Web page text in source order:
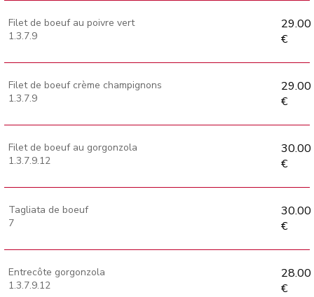
Filet de boeuf au poivre vert
1.3.7.9
29.00
€
Filet de boeuf crème champignons
1.3.7.9
29.00
€
Filet de boeuf au gorgonzola
1.3.7.9.12
30.00
€
Tagliata de boeuf
7
30.00
€
Entrecôte gorgonzola
1.3.7.9.12
28.00
€